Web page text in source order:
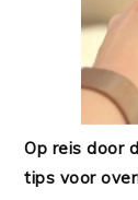
Op reis door
tips voor